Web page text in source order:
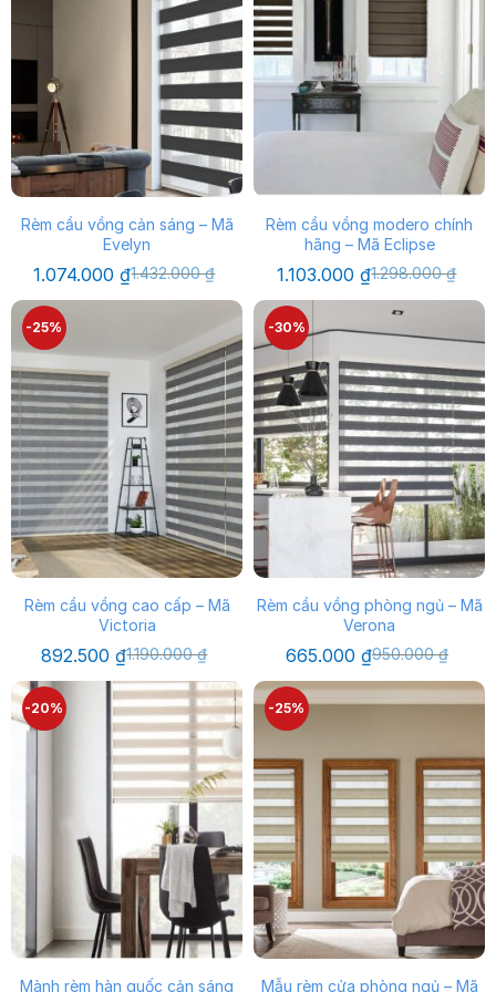
Rèm cầu vồng cản sáng – Mã
Evelyn
1.432.000₫
Giá
gốc
1.074.000₫Giá
hiện
1.074.000 ₫.
Rèm cầu vồng modero chính
hãng – Mã Eclipse
1.298.000₫
Giá
gốc
1.298.000 ₫.
1.103.000₫Giá
hiện
là:
1.103.000 ₫.
-25%
Rèm cầu vồng cao cấp – Mã
Victoria
1.190.000₫
Giá
là:
1.190.000 ₫.
892.500₫Giá
tại
là:
892.500 ₫.
-30%
Rèm cầu vồng phòng ngủ – Mã
Verona
950.000₫
Giá
gốc
là:
950.000 ₫.
665.000 ₫Giá
hiện
tại
là:
-20%
Mành rèm hàn quốc cản sáng
-25%
Mẫu rèm cửa phòng ngủ – Mã